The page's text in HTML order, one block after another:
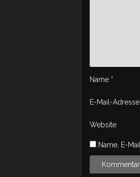
Name *
E-Mail-Adresse
Website
Name, E-